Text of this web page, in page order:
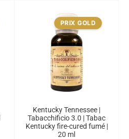
PRIX GOLD
Kentucky Tennessee |
Tabacchificio 3.0 | Tabac
Kentucky fire-cured fumé |
20 ml